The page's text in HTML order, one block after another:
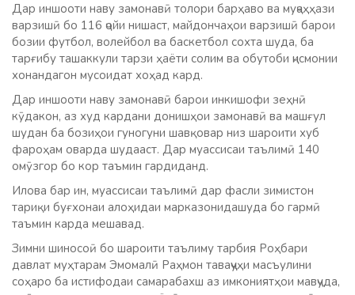
Дар иншооти наву замонавӣ толори барҳаво ва муҷаҳҳази
варзишӣ бо 116 ҷойи нишаст, майдончаҳои варзишӣ барои
бозии футбол, волейбол ва баскетбол сохта шуда, ба
тарғибу ташаккули тарзи ҳаёти солим ва обутоби ҷисмонии
хонандагон мусоидат хоҳад кард.
Дар иншооти наву замонавӣ барои инкишофи зеҳнӣ
кӯдакон, аз худ кардани донишҳои замонавӣ ва машғул
шудан ба бозиҳои гуногуни шавқовар низ шароити хуб
фароҳам оварда шудааст. Дар муассисаи таълимӣ 140
омӯзгор бо кор таъмин гардиданд.
Илова бар ин, муассисаи таълимӣ дар фасли зимистон
тариқи буғхонаи алоҳидаи марказонидашуда бо гармӣ
таъмин карда мешавад.
Зимни шиносоӣ бо шароити таълиму тарбия Роҳбари
давлат муҳтарам Эмомалӣ Раҳмон таваҷҷуҳи масъулини
соҳаро ба истифодаи самарабахш аз имкониятҳои мавҷуда,